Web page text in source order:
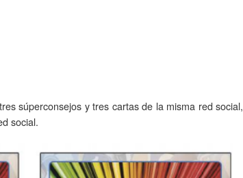
súperconsejos y tres cartas de la misma red social,
social.